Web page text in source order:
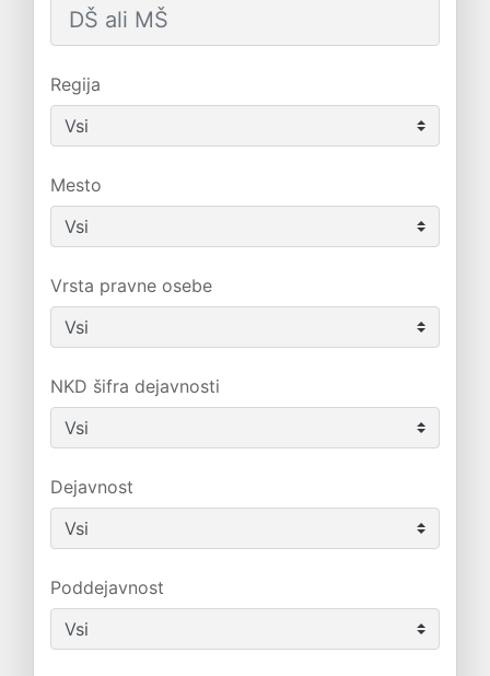
Regija
Mesto
Vrsta pravne osebe
NKD šifra dejavnosti
Dejavnost
Poddejavnost